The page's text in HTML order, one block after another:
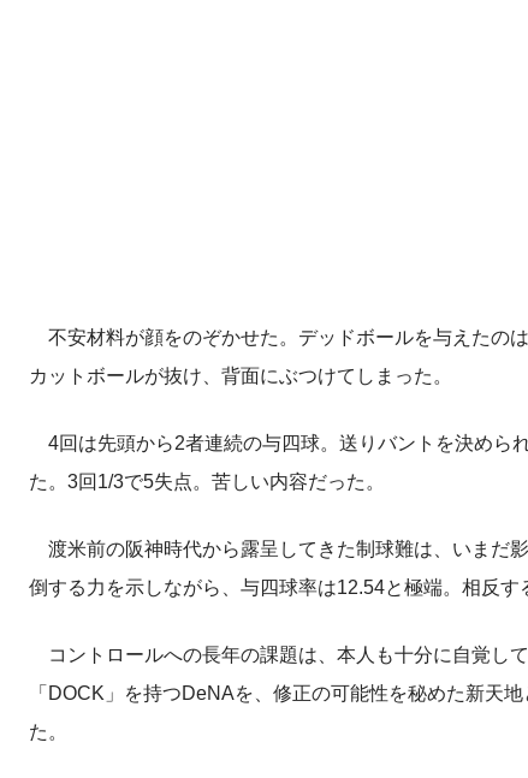
不安材料が顔をのぞかせた。デッドボールを与えたの
カットボールが抜け、背面にぶつけてしまった。
4回は先頭から2者連続の与四球。送りバントを決めら
た。3回1/3で5失点。苦しい内容だった。
渡米前の阪神時代から露呈してきた制球難は、いまだ
倒する力を示しながら、与四球率は12.54と極端。相反す
コントロールへの長年の課題は、本人も十分に自覚し
「DOCK」を持つDeNAを、修正の可能性を秘めた新天
た。